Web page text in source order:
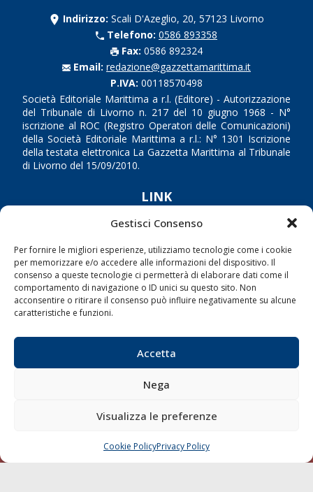
Gestisci Consenso
Per fornire le migliori esperienze, utilizziamo tecnologie come i cookie
per memorizzare e/o accedere alle informazioni del dispositivo. Il
consenso a queste tecnologie ci permetterà di elaborare dati come il
comportamento di navigazione o ID unici su questo sito. Non
acconsentire o ritirare il consenso può influire negativamente su alcune
caratteristiche e funzioni.
Accetta
Nega
Visualizza le preferenze
Cookie PolicyPrivacy Policy
Indirizzo: Scali D'Azeglio, 20, 57123 Livorno
Telefono: 0586 893358
Fax: 0586 892324
Email: redazione@gazzettamarittima.it
P.IVA: 00118570498
Società Editoriale Marittima a r.l. (Editore) - Autorizzazione
del Tribunale di Livorno n. 217 del 10 giugno 1968 - N°
iscrizione al ROC (Registro Operatori delle Comunicazioni)
della Società Editoriale Marittima a r.l.: N° 1301 Iscrizione
della testata elettronica La Gazzetta Marittima al Tribunale
di Livorno del 15/09/2010.
LINK
Shipping
Porti/Interporti
Trasporti
Varie
Compagnie di Navigazione
Blue economy
Contatti
SEGUI
CHIAMA SCRIVI